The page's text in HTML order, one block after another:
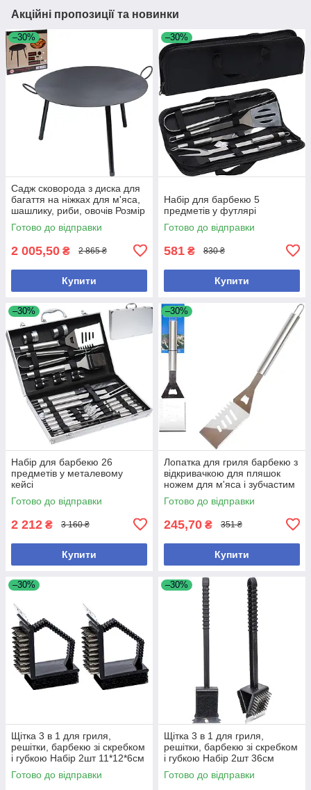
Акційні пропозиції та новинки
–30%
Садж сковорода з диска для
багаття на ніжках для м'яса,
шашлику, риби, овочів Розмір
45см
Готово до відправки
2 005,50 ₴ 2 865 ₴
Купити
–30%
Набір для барбекю 5
предметів у футлярі
Готово до відправки
581 ₴ 830 ₴
Купити
–30%
Набір для барбекю 26
предметів у металевому
кейсі
Готово до відправки
2 212 ₴ 3 160 ₴
Купити
–30%
Лопатка для гриля барбекю з
відкривачкою для пляшок
ножем для м'яса і зубчастим
краєм Набір 2шт 40 см
Готово до відправки
245,70 ₴ 351 ₴
Купити
–30%
Щітка 3 в 1 для гриля,
решітки, барбекю зі скребком
і губкою Набір 2шт 11*12*6см
Готово до відправки
–30%
Щітка 3 в 1 для гриля,
решітки, барбекю зі скребком
і губкою Набір 2шт 36см
Готово до відправки